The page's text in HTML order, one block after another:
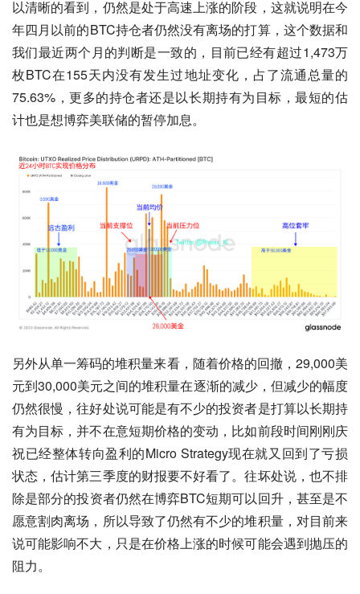
以清晰的看到，仍然是处于高速上涨的阶段，这就说明在今
年四月以前的BTC持仓者仍然没有离场的打算，这个数据和
我们最近两个月的判断是一致的，目前已经有超过1,473万
枚BTC在155天内没有发生过地址变化，占了流通总量的
75.63%，更多的持仓者还是以长期持有为目标，最短的估
计也是想博弈美联储的暂停加息。
另外从单一筹码的堆积量来看，随着价格的回撤，29,000美
元到30,000美元之间的堆积量在逐渐的减少，但减少的幅度
仍然很慢，往好处说可能是有不少的投资者是打算以长期持
有为目标，并不在意短期价格的变动，比如前段时间刚刚庆
祝已经整体转向盈利的Micro Strategy现在就又回到了亏损
状态，估计第三季度的财报要不好看了。往坏处说，也不排
除是部分的投资者仍然在博弈BTC短期可以回升，甚至是不
愿意割肉离场，所以导致了仍然有不少的堆积量，对目前来
说可能影响不大，只是在价格上涨的时候可能会遇到抛压的
阻力。